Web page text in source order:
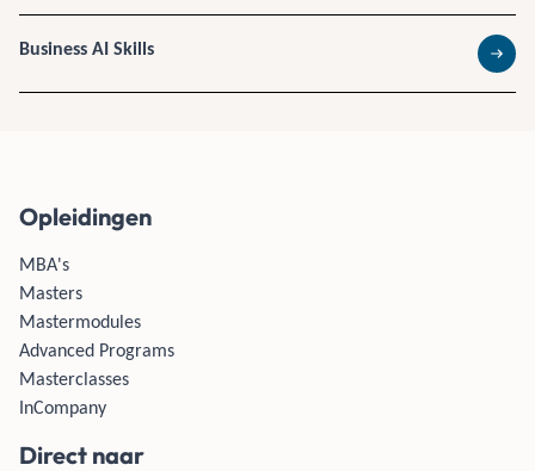
Business AI Skills
Lees
Opleidingen
MBA's
Masters
Mastermodules
Advanced Programs
Masterclasses
InCompany
Direct naar